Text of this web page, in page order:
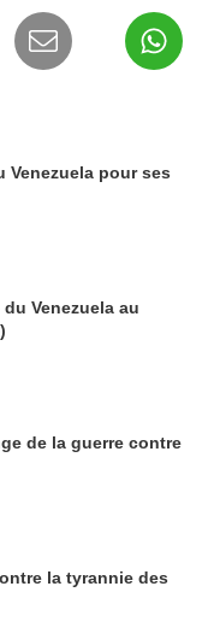
Venezuela pour ses
Venezuela au
de la guerre contre
la tyrannie des